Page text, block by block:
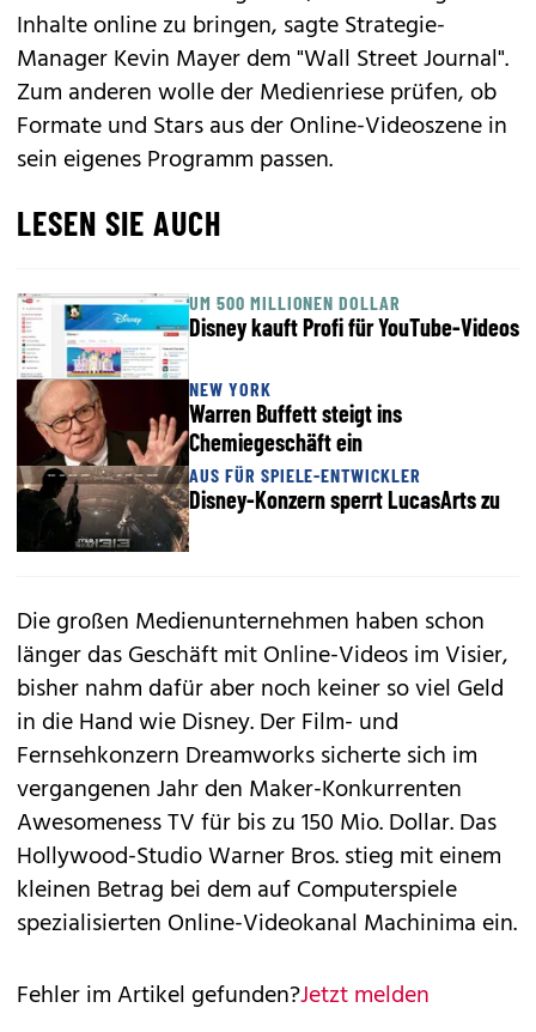
Inhalte online zu bringen, sagte Strategie-
Manager Kevin Mayer dem "Wall Street Journal".
Zum anderen wolle der Medienriese prüfen, ob
Formate und Stars aus der Online-Videoszene in
sein eigenes Programm passen.
LESEN SIE AUCH
UM 500 MILLIONEN DOLLAR
Disney kauft Profi für YouTube-Videos
NEW YORK
Warren Buffett steigt ins
Chemiegeschäft ein
AUS FÜR SPIELE-ENTWICKLER
Disney-Konzern sperrt LucasArts zu
Die großen Medienunternehmen haben schon
länger das Geschäft mit Online-Videos im Visier,
bisher nahm dafür aber noch keiner so viel Geld
in die Hand wie Disney. Der Film- und
Fernsehkonzern Dreamworks sicherte sich im
vergangenen Jahr den Maker-Konkurrenten
Awesomeness TV für bis zu 150 Mio. Dollar. Das
Hollywood-Studio Warner Bros. stieg mit einem
kleinen Betrag bei dem auf Computerspiele
spezialisierten Online-Videokanal Machinima ein.
Fehler im Artikel gefunden?Jetzt melden